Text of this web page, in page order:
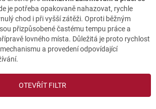
je potřeba opakovaně nahazovat, rychle
chod i při vyšší zátěži. Oproti běžným
přizpůsobené častému tempu práce a
lovného místa. Důležitá je proto rychlost
a provedení odpovídající
OTEVŘÍT FILTR